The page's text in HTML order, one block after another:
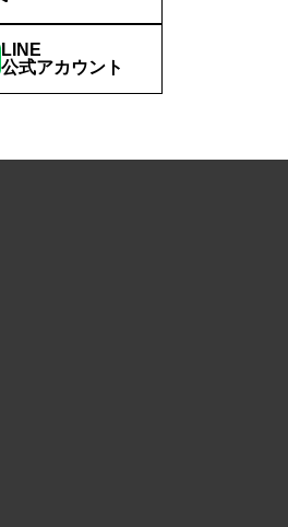
LINE
公式アカウント